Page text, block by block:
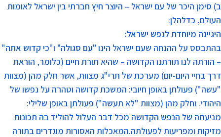
ב) סימן היכר של עם ישראל – היוצר חיץ חברתי בין ישראל לאומות
העולם, כדלהלן:
היגיינה מיוחדת לנפש ישראל:
בהתבסס על ההנחה שעם ישראל הינו "עם סגולה" ו"כי קדוש אתה"
– הורתה לנו תורתנו הקדושה – שהיא תורת חיים (כלומר, הוראת
דרך בחיי היום-יום) מערכת של תרי"ג מצוות, אשר חלק מהן (מצוות
"עשה") פעולתן באופן חיובי: המשכת קדושה וטהרה על נפשו של
היהודי. וחלק מהן (מצוות "לא תעשה") פעולתן באופן שלילי:
מניעתה של הנפש הקדושה מכל דבר העלול להוליד בה תכונות
מזיקות ומפריעות לפעולתה.המאכלות האסורות מוגדרים בתורה